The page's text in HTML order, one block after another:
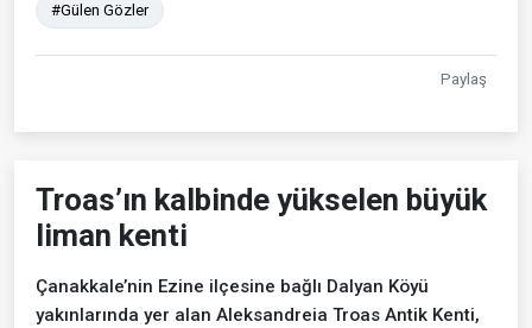
#Gülen Gözler
Paylaş
Troas’ın kalbinde yükselen büyük
liman kenti
Çanakkale’nin Ezine ilçesine bağlı Dalyan Köyü
yakınlarında yer alan Aleksandreia Troas Antik Kenti,